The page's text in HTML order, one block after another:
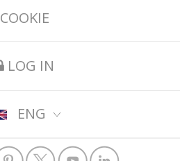
COOKIE
LOG IN
ENG